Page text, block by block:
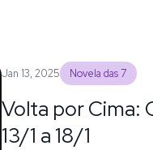
Jan 13, 2025 Novela das 7
Volta por Cima:
13/1 a 18/1